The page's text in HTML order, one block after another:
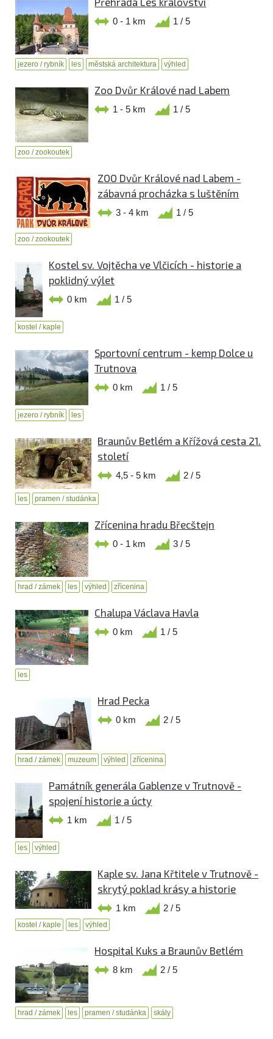
0 - 1 km 1 / 5
jezero / rybník les městská architektura výhled
Zoo Dvůr Králové nad Labem
1 - 5 km 1 / 5
zoo / zookoutek
ZOO Dvůr Králové nad Labem -
zábavná procházka s luštěním
3 - 4 km 1 / 5
zoo / zookoutek
Kostel sv. Vojtěcha ve Vlčicích - historie a
poklidný výlet
0 km 1 / 5
kostel / kaple
Sportovní centrum - kemp Dolce u
Trutnova
0 km 1 / 5
jezero / rybník les
Braunův Betlém a Křížová cesta 21.
století
4,5 - 5 km 2 / 5
les pramen / studánka
Zřícenina hradu Břecštejn
0 - 1 km 3 / 5
hrad / zámek les výhled zřícenina
Chalupa Václava Havla
0 km 1 / 5
les
Hrad Pecka
0 km 2 / 5
hrad / zámek muzeum výhled zřícenina
Památník generála Gablenze v Trutnově -
spojení historie a úcty
1 km 1 / 5
les výhled
Kaple sv. Jana Křtitele v Trutnově -
skrytý poklad krásy a historie
1 km 2 / 5
kostel / kaple les výhled
Hospital Kuks a Braunův Betlém
8 km 2 / 5
hrad / zámek les pramen / studánka skály